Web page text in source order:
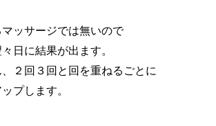
ッサージでは無いので
日に結果が出ます。
２回３回と回を重ねるごとに
プします。